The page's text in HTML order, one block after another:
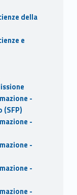
della
e
-
-
-
-
-